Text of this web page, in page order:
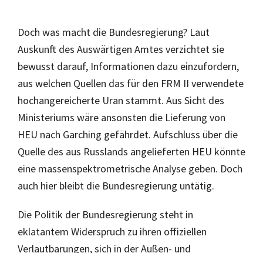
Doch was macht die Bundesregierung? Laut
Auskunft des Auswärtigen Amtes verzichtet sie
bewusst darauf, Informationen dazu einzufordern,
aus welchen Quellen das für den FRM II verwendete
hochangereicherte Uran stammt. Aus Sicht des
Ministeriums wäre ansonsten die Lieferung von
HEU nach Garching gefährdet. Aufschluss über die
Quelle des aus Russlands angelieferten HEU könnte
eine massenspektrometrische Analyse geben. Doch
auch hier bleibt die Bundesregierung untätig.
Die Politik der Bundesregierung steht in
eklatantem Widerspruch zu ihren offiziellen
Verlautbarungen, sich in der Außen- und